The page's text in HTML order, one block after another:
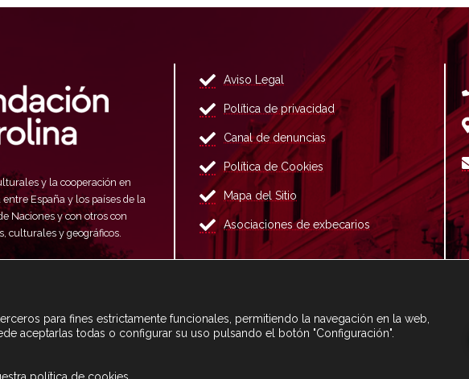
y la cooperación en
España y los países de la
Naciones y con otros con
culturales y geográficos.
Aviso Legal
Política de privacidad
Canal de denuncias
Política de Cookies
Mapa del Sitio
Asociaciones de exbecarios
para fines estrictamente funcionales, permitiendo la navegación en la web,
aceptarlas todas o configurar su uso pulsando el botón "Configuración".